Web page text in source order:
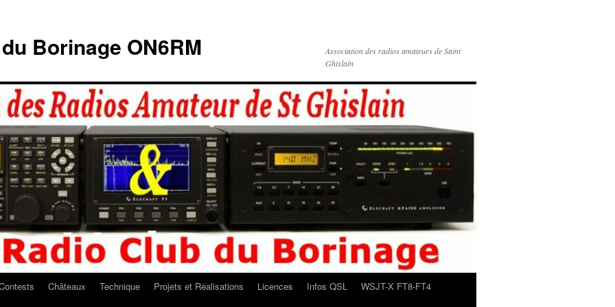
Borinage ON6RM
Association des radios amateurs de Saint
Ghislain
Châteaux Technique Projets et Réalisations Licences Infos QSL
WSJT-X FT8-FT4